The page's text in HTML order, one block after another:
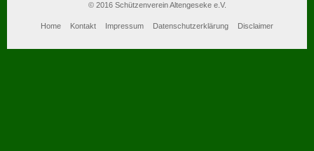
© 2016 Schützenverein Altengeseke e.V.
Home Kontakt Impressum Datenschutzerklärung Disclaimer